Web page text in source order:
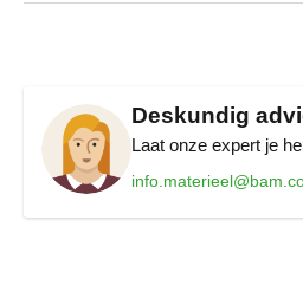
Meetbereik:
Afhankelijk van
Dit instrument moet jaarlijks
Deskundig
Laat onze expert je